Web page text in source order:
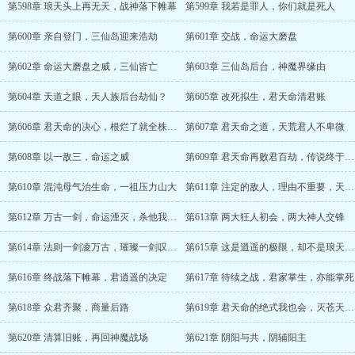
第598章 琅天头上再无天，战神落下帷幕 第599章 我若是罪人，你们就是死人
第600章 亲自登门，三仙岛迎来浩劫 第601章 交战，命运大磨盘
第602章 命运大磨盘之威，三仙皆亡 第603章 三仙岛后台，神魔界缘由
第604章 天道之眼，天人族后台劫仙？ 第605章 改死拟生，君天命清君账
第606章 君天命的决心，根烂了就全株拔除 第607章 君天命之道，天荒君人不卑微
第608章 以一敌三，命运之威 第609章 君天命再败君百劫，传说终于出现
第610章 混沌母气治生命，一祖压力山大 第611章 注定的敌人，理由不重要，天命战逍遥
第612章 万古一剑，命运湮灭，杀他我不允 第613章 两大狂人初会，两大神人交锋
第614章 法则一剑凌万古，璀璨一剑叹逍遥 第615章 这是逍遥的极限，却不是琅天的极限
第616章 终战落下帷幕，君逍遥的决定 第617章 待续之战，君家掌生，亦能掌死
第618章 众君齐聚，商量后路 第619章 君天命的绝式我也会，灭苍天霸族
第620章 清算旧账，再回神魔战场 第621章 阴阳与共，阴辅阳主